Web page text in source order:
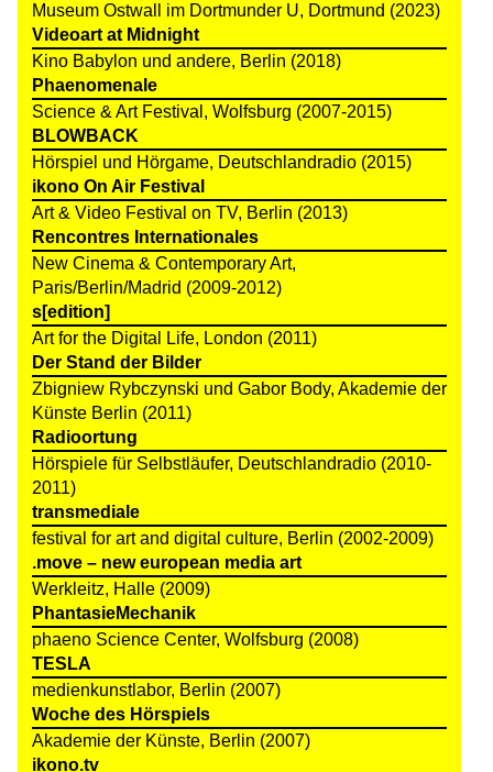
Museum Ostwall im Dortmunder U, Dortmund (2023)
Videoart at Midnight
Kino Babylon und andere, Berlin (2018)
Phaenomenale
Science & Art Festival, Wolfsburg (2007-2015)
BLOWBACK
Hörspiel und Hörgame, Deutschlandradio (2015)
ikono On Air Festival
Art & Video Festival on TV, Berlin (2013)
Rencontres Internationales
New Cinema & Contemporary Art,
Paris/Berlin/Madrid (2009-2012)
s[edition]
Art for the Digital Life, London (2011)
Der Stand der Bilder
Zbigniew Rybczynski und Gabor Body, Akademie der
Künste Berlin (2011)
Radioortung
Hörspiele für Selbstläufer, Deutschlandradio (2010-
2011)
transmediale
festival for art and digital culture, Berlin (2002-2009)
.move – new european media art
Werkleitz, Halle (2009)
PhantasieMechanik
phaeno Science Center, Wolfsburg (2008)
TESLA
medienkunstlabor, Berlin (2007)
Woche des Hörspiels
Akademie der Künste, Berlin (2007)
ikono.tv